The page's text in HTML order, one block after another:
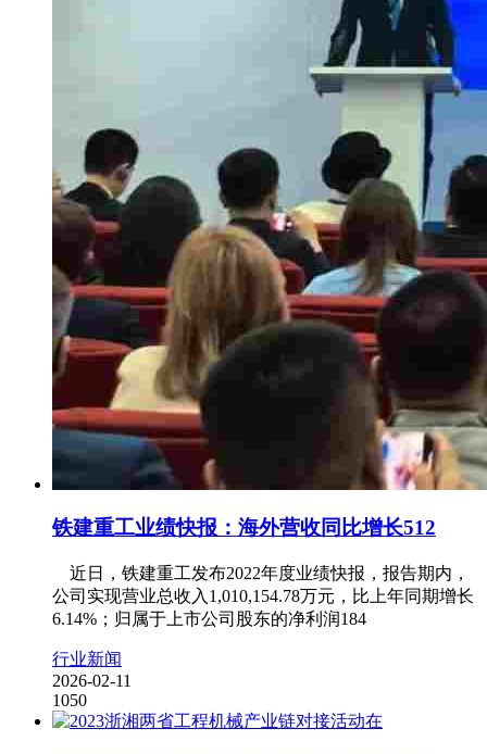
铁建重工业绩快报：海外营收同比增长512
近日，铁建重工发布2022年度业绩快报，报告期内，
公司实现营业总收入1,010,154.78万元，比上年同期增长
6.14%；归属于上市公司股东的净利润184
行业新闻
2026-02-11
1050